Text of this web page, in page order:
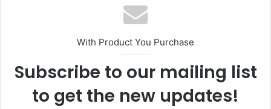
With Product You Purchase
Subscribe to our mailing list
to get the new updates!